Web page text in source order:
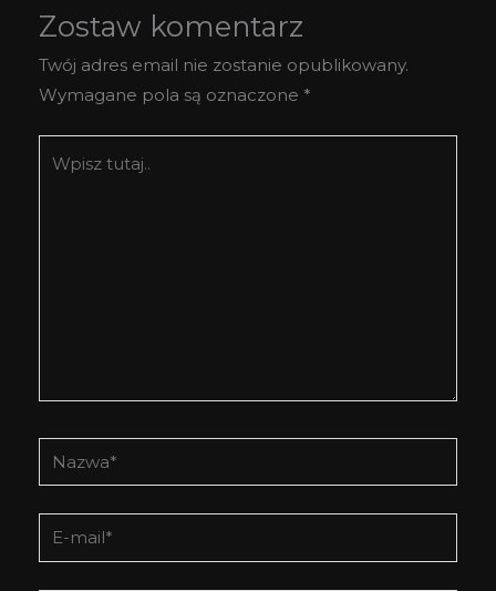
Zostaw komentarz
Twój adres email nie zostanie opublikowany.
Wymagane pola są oznaczone *
tutaj..
Nazwa*
E-
mail*